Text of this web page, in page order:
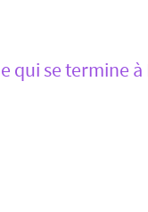
qui se termine